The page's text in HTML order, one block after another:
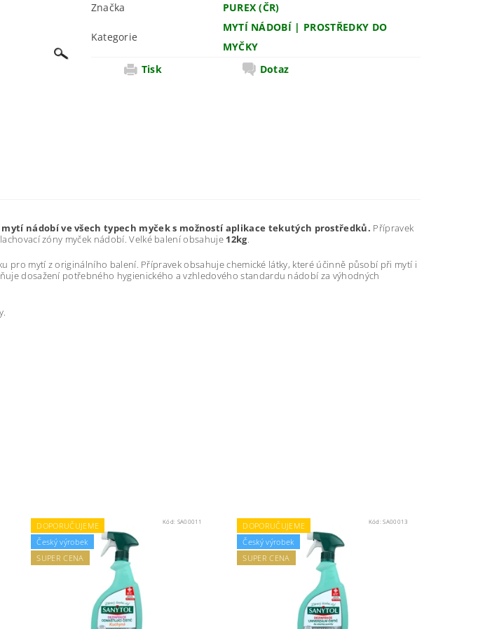
Značka
PUREX (ČR)
Kategorie
MYTÍ NÁDOBÍ | PROSTŘEDKY DO
MYČKY
Tisk
Dotaz
nádobí ve všech typech myček s možností aplikace tekutých prostředků. Přípravek
zóny myček nádobí. Velké balení obsahuje 12kg.
mytí z originálního balení. Přípravek obsahuje chemické látky, které účinně působí při mytí i
dosažení potřebného hygienického a vzhledového standardu nádobí za výhodných
DOPORUČUJEME
Český výrobek
SUPER CENA
Kód: SA00011
DOPORUČUJEME
Český výrobek
SUPER CENA
Kód:SA00013